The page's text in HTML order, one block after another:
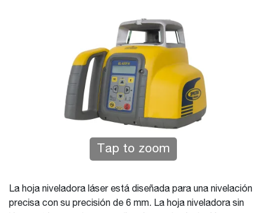
Tap to zoom
La hoja niveladora láser está diseñada para una nivelación
precisa con su precisión de 6 mm. La hoja niveladora sin